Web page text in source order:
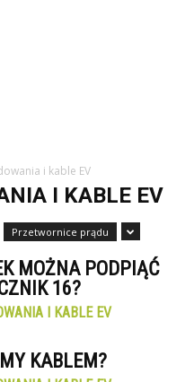
i kable EV
I KABLE EV
Przetwornice prądu
MOŻNA PODPIĄĆ
16?
I KABLE EV
KABLEM?